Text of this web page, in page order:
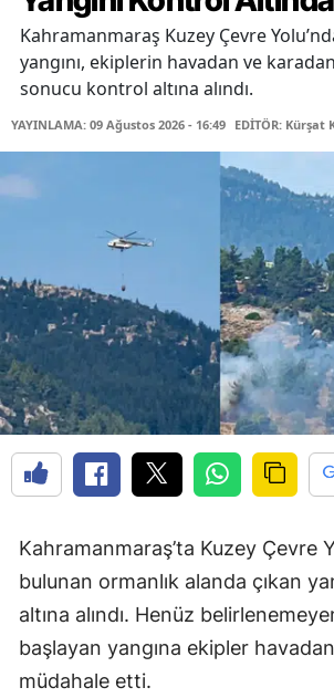
Kahramanmaraş Kuzey Çevre
yangını, ekiplerin havadan ve
sonucu kontrol altına alındı.
YAYINLAMA: 09 Ağustos 2026 - 16:49 EDİTÖR:
Kahramanmaraş’ta Kuzey Çevre
bulunan ormanlık alanda çıkan
altına alındı. Henüz
başlayan yangına ekipler
müdahale etti.